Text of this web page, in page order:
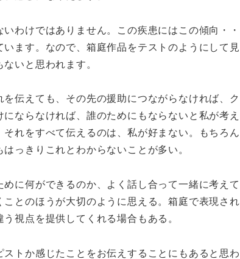
わけではありません。この疾患にはこの傾向・・
ます。なので、箱庭作品をテストのようにして見
いと思われます。
伝えても、その先の援助につながらなければ、ク
ならなければ、誰のためにもならないと私が考え
れをすべて伝えるのは、私が好まない。もちろん
っきりこれとわからないことが多い。
に何ができるのか、よく話し合って一緒に考えて
とのほうが大切のように思える。箱庭で表現され
視点を提供してくれる場合もある。
トか感じたことをお伝えすることにもあると思わ